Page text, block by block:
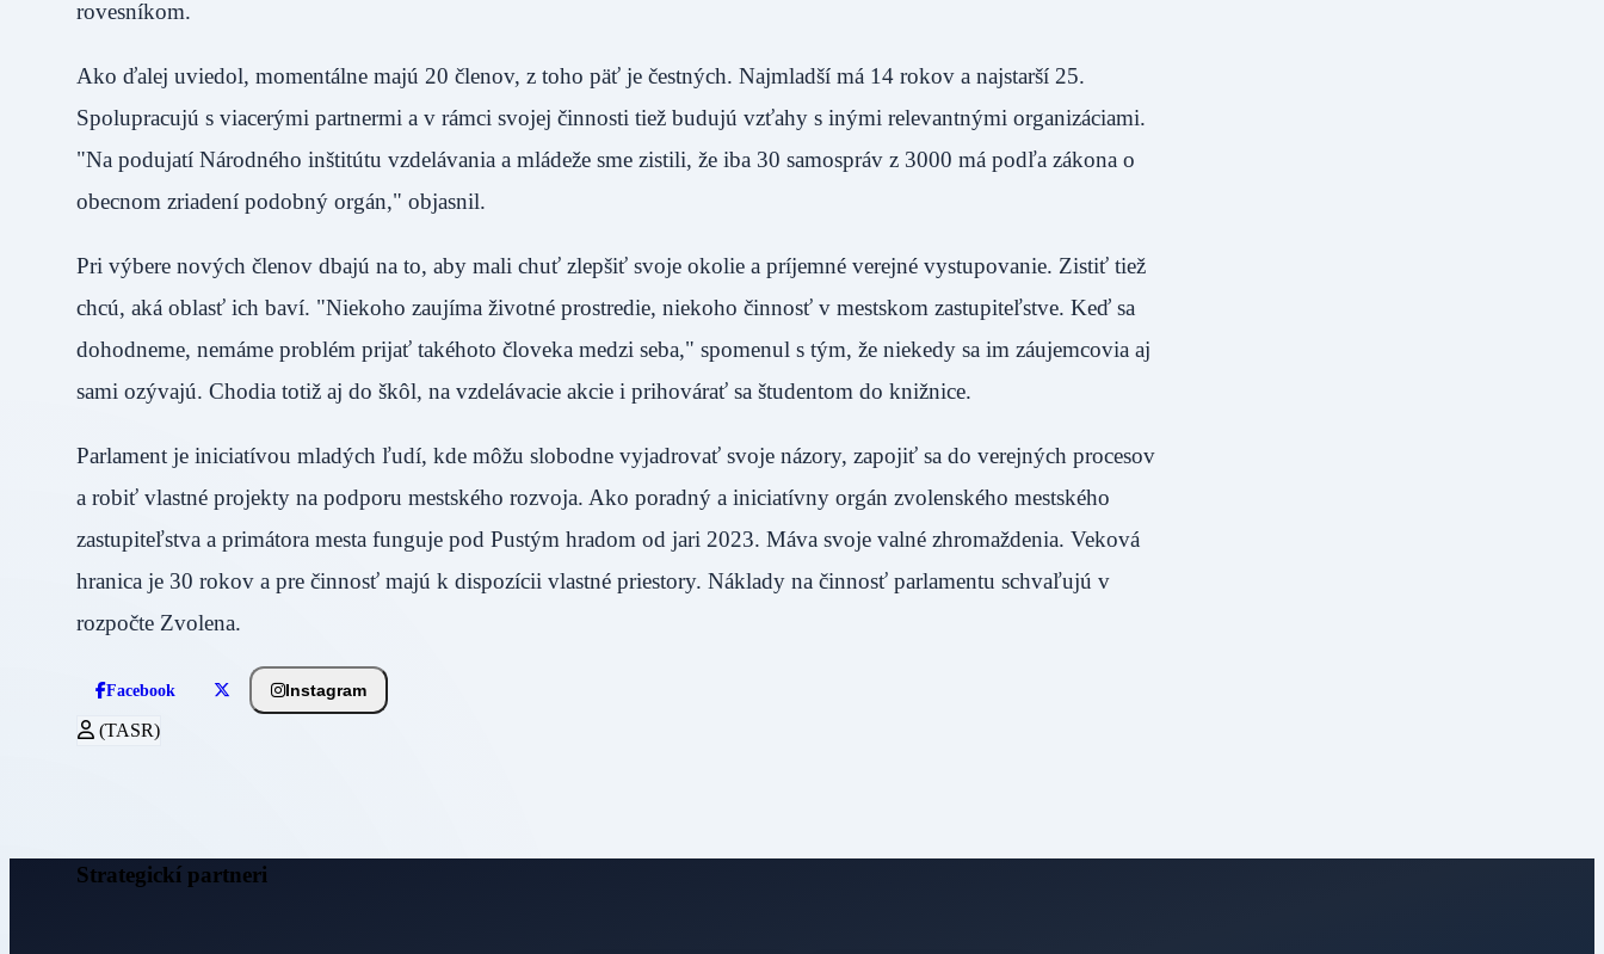
rovesníkom.
Ako ďalej uviedol, momentálne majú 20 členov, z toho päť je čestných. Najmladší má 14 rokov a najstarší 25.
Spolupracujú s viacerými partnermi a v rámci svojej činnosti tiež budujú vzťahy s inými relevantnými organizáciami.
"Na podujatí Národného inštitútu vzdelávania a mládeže sme zistili, že iba 30 samospráv z 3000 má podľa zákona o
obecnom zriadení podobný orgán," objasnil.
Pri výbere nových členov dbajú na to, aby mali chuť zlepšiť svoje okolie a príjemné verejné vystupovanie. Zistiť tiež
chcú, aká oblasť ich baví. "Niekoho zaujíma životné prostredie, niekoho činnosť v mestskom zastupiteľstve. Keď sa
dohodneme, nemáme problém prijať takéhoto človeka medzi seba," spomenul s tým, že niekedy sa im záujemcovia aj
sami ozývajú. Chodia totiž aj do škôl, na vzdelávacie akcie i prihovárať sa študentom do knižnice.
Parlament je iniciatívou mladých ľudí, kde môžu slobodne vyjadrovať svoje názory, zapojiť sa do verejných procesov
a robiť vlastné projekty na podporu mestského rozvoja. Ako poradný a iniciatívny orgán zvolenského mestského
zastupiteľstva a primátora mesta funguje pod Pustým hradom od jari 2023. Máva svoje valné zhromaždenia. Veková
hranica je 30 rokov a pre činnosť majú k dispozícii vlastné priestory. Náklady na činnosť parlamentu schvaľujú v
rozpočte Zvolena.
Facebook Instagram
(TASR)
Strategickí partneri